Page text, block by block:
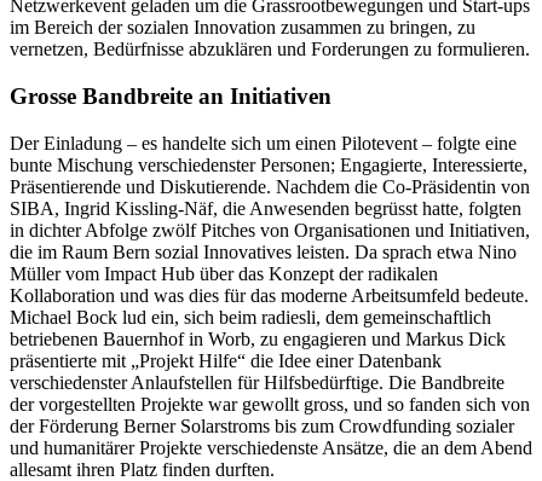
Netzwerkevent geladen um die Grassrootbewegungen und Start-ups
im Bereich der sozialen Innovation zusammen zu bringen, zu
vernetzen, Bedürfnisse abzuklären und Forderungen zu formulieren.
Grosse Bandbreite an Initiativen
Der Einladung – es handelte sich um einen Pilotevent – folgte eine
bunte Mischung verschiedenster Personen; Engagierte, Interessierte,
Präsentierende und Diskutierende. Nachdem die Co-Präsidentin von
SIBA, Ingrid Kissling-Näf, die Anwesenden begrüsst hatte, folgten
in dichter Abfolge zwölf Pitches von Organisationen und Initiativen,
die im Raum Bern sozial Innovatives leisten. Da sprach etwa Nino
Müller vom Impact Hub über das Konzept der radikalen
Kollaboration und was dies für das moderne Arbeitsumfeld bedeute.
Michael Bock lud ein, sich beim radiesli, dem gemeinschaftlich
betriebenen Bauernhof in Worb, zu engagieren und Markus Dick
präsentierte mit „Projekt Hilfe“ die Idee einer Datenbank
verschiedenster Anlaufstellen für Hilfsbedürftige. Die Bandbreite
der vorgestellten Projekte war gewollt gross, und so fanden sich von
der Förderung Berner Solarstroms bis zum Crowdfunding sozialer
und humanitärer Projekte verschiedenste Ansätze, die an dem Abend
allesamt ihren Platz finden durften.